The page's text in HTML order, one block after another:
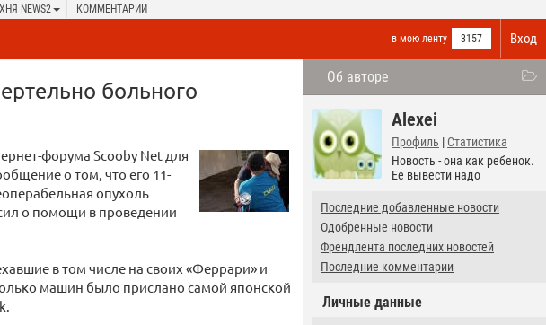
NEWS2 КОММЕНТАРИИ
Вход
в мою ленту 3157
Об авторе
Alexei
Профиль | Статистика
Новость - она как ребенок.
Ее вывести надо
Последние добавленные новости
Одобренные новости
Френдлента последних новостей
Последние комментарии
Личные данные
больного
форума Scooby Net для
о том, что его 11-
опухоль
о помощи в проведении
в том числе на своих «Феррари» и
машин было прислано самой японской